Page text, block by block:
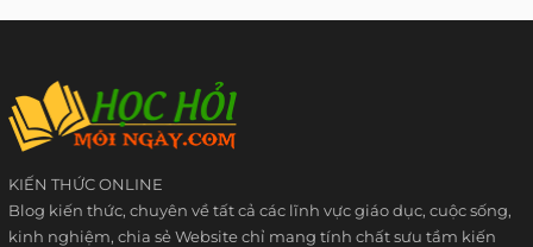
KIẾN THỨC ONLINE
Blog kiến thức, chuyên về tất cả các lĩnh vực giáo dục, cuộc sống,
kinh nghiệm, chia sẻ Website chỉ mang tính chất sưu tầm kiến